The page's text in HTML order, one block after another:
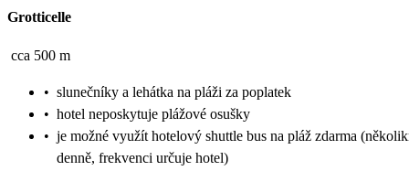
Grotticelle
cca 500 m
• slunečníky a lehátka na pláži za poplatek
• hotel neposkytuje plážové osušky
• je možné využít hotelový shuttle bus na pláž zdarma
denně, frekvenci určuje hotel)